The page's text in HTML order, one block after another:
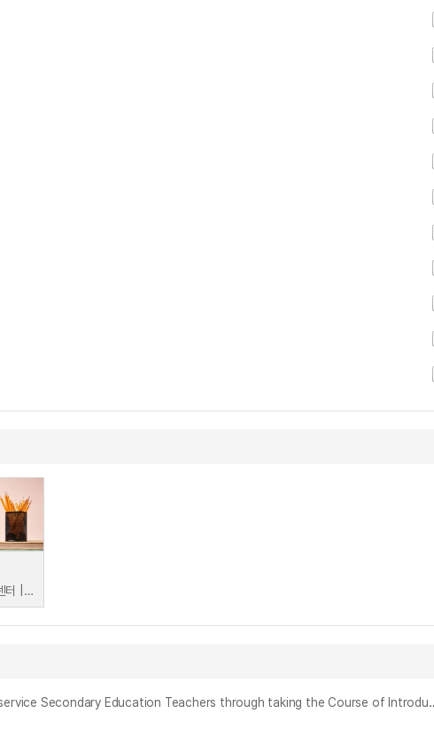
광주/전남권역센터 | 곽수란, 송미옥, 이경호
특수교육학 개론 수강을 통한 예비 중등교사들의 통합교육에 대한 인식